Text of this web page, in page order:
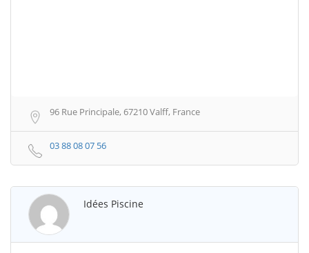
96 Rue Principale, 67210 Valff, France
03 88 08 07 56
Idées Piscine